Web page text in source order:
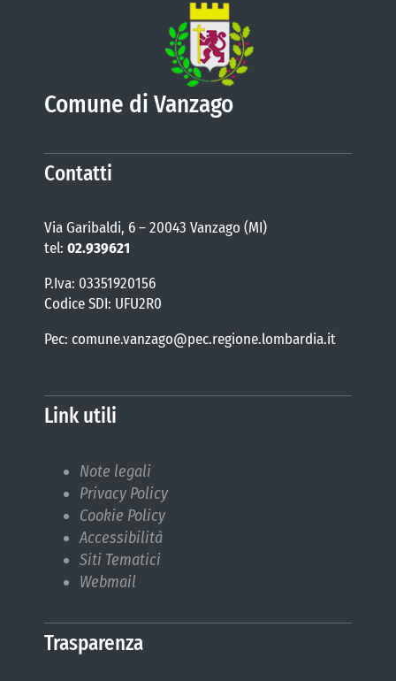
Comune di Vanzago
Contatti
Via Garibaldi, 6 – 20043 Vanzago (MI)
tel: 02.939621
P.Iva: 03351920156
Codice SDI: UFU2R0
Pec: comune.vanzago@pec.regione.lombardia.it
Link utili
Note legali
Privacy Policy
Cookie Policy
Accessibilità
Siti Tematici
Webmail
Trasparenza